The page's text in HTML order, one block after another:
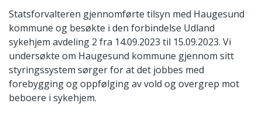
Statsforvalteren gjennomførte tilsyn med Haugesund
kommune og besøkte i den forbindelse Udland
sykehjem avdeling 2 fra 14.09.2023 til 15.09.2023. Vi
undersøkte om Haugesund kommune gjennom sitt
styringssystem sørger for at det jobbes med
forebygging og oppfølging av vold og overgrep mot
beboere i sykehjem.